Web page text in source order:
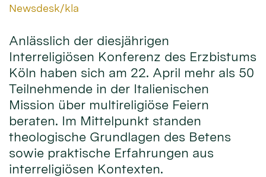
Von:
Newsdesk/kla
Anlässlich der diesjährigen
Interreligiösen Konferenz des Erzbistums
Köln haben sich am 22. April mehr als 50
Teilnehmende in der Italienischen
Mission über multireligiöse Feiern
beraten. Im Mittelpunkt standen
theologische Grundlagen des Betens
sowie praktische Erfahrungen aus
interreligiösen Kontexten.